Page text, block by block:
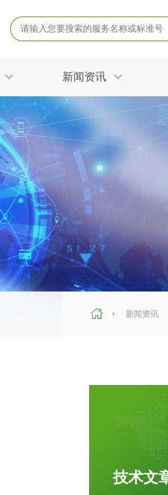
新闻资讯
电磁辐射检测
土壤检测
危险废物鉴别
农用地土壤调查
在
鉴定
鉴定
调查
检测
备案
检测
检测
病毒杀灭试验
防护产品检测
成分分析化验
有毒有害检测
运动场地检测
涉水产品检测
放射卫生检测
新闻资讯
技术文